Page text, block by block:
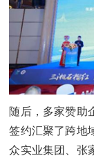
随后，多家赞助
签约汇聚了跨地
众实业集团、张